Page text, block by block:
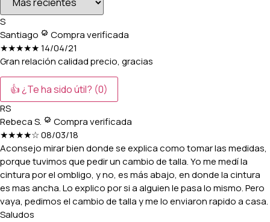
S
Santiago
Compra verificada
★★★★★14/04/21
Gran relación calidad precio, gracias
👍 ¿Te ha sido útil? (0)
RS
Rebeca S.
Compra verificada
★★★★☆08/03/18
Aconsejo mirar bien donde se explica como tomar las medidas,
porque tuvimos que pedir un cambio de talla. Yo me medí la
cintura por el ombligo, y no, es más abajo, en donde la cintura
es mas ancha. Lo explico por si a alguien le pasa lo mismo. Pero
vaya, pedimos el cambio de talla y me lo enviaron rapido a casa.
Saludos